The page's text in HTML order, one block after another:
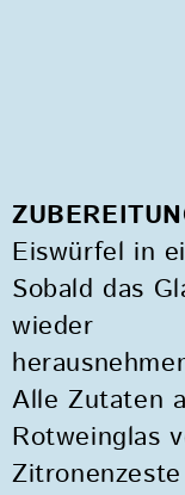
Eiswürfel in
Sobald das
wieder
Alle Zutaten
Rotweinglas